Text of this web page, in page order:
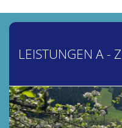
LEISTUNGEN A - Z